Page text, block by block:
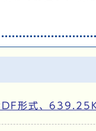
形式、